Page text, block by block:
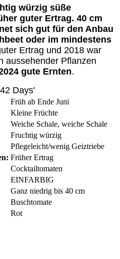
würzig süße
guter Ertrag. 40 cm
sich gut für den Anbau
oder im mindestens
Ertrag und 2018 war
aussehender Pflanzen
gute Ernten.
Days'
Früh ab Ende Juni
Kleine Früchte
Weiche Schale, weiche Schale
Fruchtig würzig
Pflegeleicht/wenig Geiztriebe
Früher Ertrag
Cocktailtomaten
EINFARBIG
Ganz niedrig bis 40 cm
Buschtomate
Rot